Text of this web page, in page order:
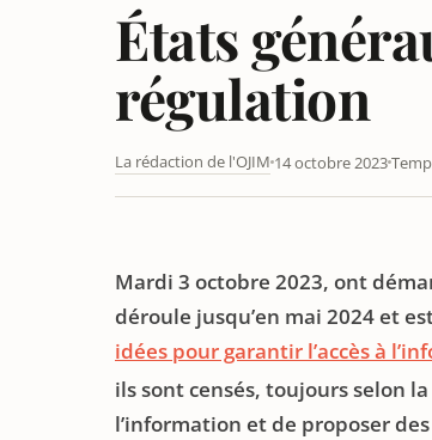
États
régulation
La rédaction de l'OJIM 14 octobre 2023
ÉTATS GÉNÉRAUX DE L’INFORMATION :
Mardi 3 octobre 2023, ont
déroule jusqu’en mai 2024 et
idées pour garantir l’accès à
ils sont censés, toujours selon la
l’information et de proposer